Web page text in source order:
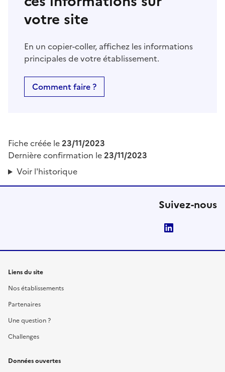
votre site
En un copier-coller, affichez les informations
principales de votre établissement.
Comment faire ?
Fiche créée le23/11/2023
Dernière confirmation le23/11/2023
Voir l'historique
Suivez-nous
Liens du site
Nos établissements
Partenaires
Une question ?
Challenges
Données ouvertes